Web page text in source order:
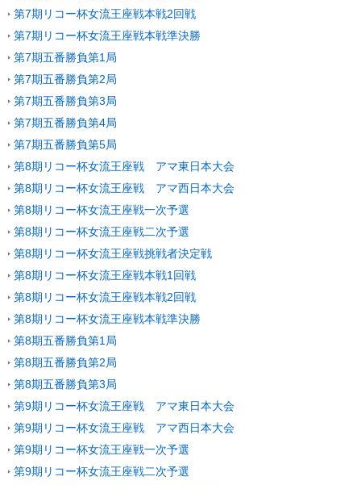
第7期リコー杯女流王座戦本戦2回戦
第7期リコー杯女流王座戦本戦準決勝
第7期五番勝負第1局
第7期五番勝負第2局
第7期五番勝負第3局
第7期五番勝負第4局
第7期五番勝負第5局
第8期リコー杯女流王座戦 アマ東日本大会
第8期リコー杯女流王座戦 アマ西日本大会
第8期リコー杯女流王座戦一次予選
第8期リコー杯女流王座戦二次予選
第8期リコー杯女流王座戦挑戦者決定戦
第8期リコー杯女流王座戦本戦1回戦
第8期リコー杯女流王座戦本戦2回戦
第8期リコー杯女流王座戦本戦準決勝
第8期五番勝負第1局
第8期五番勝負第2局
第8期五番勝負第3局
第9期リコー杯女流王座戦 アマ東日本大会
第9期リコー杯女流王座戦 アマ西日本大会
第9期リコー杯女流王座戦一次予選
第9期リコー杯女流王座戦二次予選